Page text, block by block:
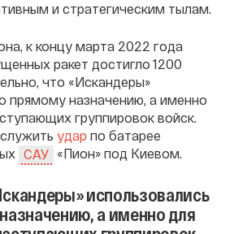
и стратегическим тылам.
к концу марта 2022 года
ракет достигло 1200
что «Искандеры»
прямому назначению, а именно
группировок войск.
удар по батарее
САУ «Пион» под Киевом.
использовались
а именно для